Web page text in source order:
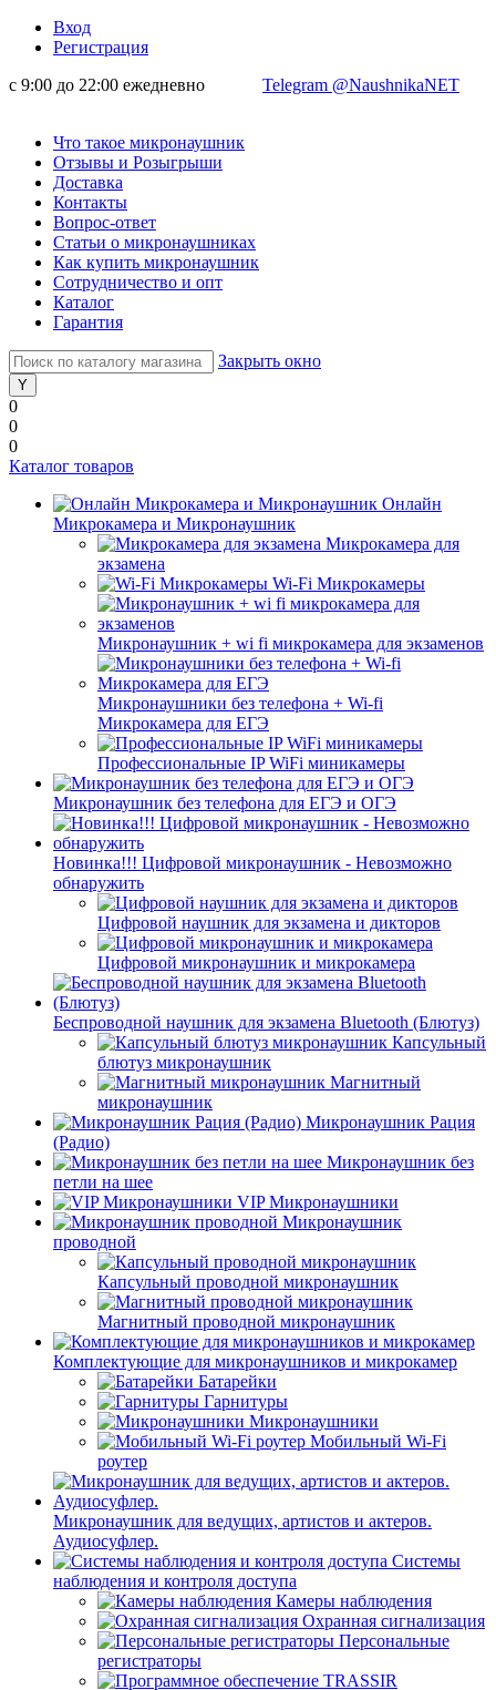
Вход
Регистрация
с 9:00 до 22:00 ежедневно
Telegram @NaushnikaNET
Что такое микронаушник
Отзывы и Розыгрыши
Доставка
Контакты
Вопрос-ответ
Статьи о микронаушниках
Как купить микронаушник
Сотрудничество и опт
Каталог
Гарантия
Закрыть окно
0
0
0
Каталог товаров
Онлайн
Микрокамера и Микронаушник
Микрокамера для
экзамена
Wi-Fi Микрокамеры
Микронаушник + wi fi микрокамера для экзаменов
Микронаушники без телефона + Wi-fi
Микрокамера для ЕГЭ
Профессиональные IP WiFi миникамеры
Микронаушник без телефона для ЕГЭ и ОГЭ
Новинка!!! Цифровой микронаушник - Невозможно
обнаружить
Цифровой наушник для экзамена и дикторов
Цифровой микронаушник и микрокамера
Беспроводной наушник для экзамена Bluetooth (Блютуз)
Капсульный
блютуз микронаушник
Магнитный
микронаушник
Микронаушник Рация
(Радио)
Микронаушник без
петли на шее
VIP Микронаушники
Микронаушник
проводной
Капсульный проводной микронаушник
Магнитный проводной микронаушник
Комплектующие для микронаушников и микрокамер
Батарейки
Гарнитуры
Микронаушники
Мобильный Wi-Fi
роутер
Микронаушник для ведущих, артистов и актеров.
Аудиосуфлер.
Системы
наблюдения и контроля доступа
Камеры наблюдения
Охранная сигнализация
Персональные
регистраторы